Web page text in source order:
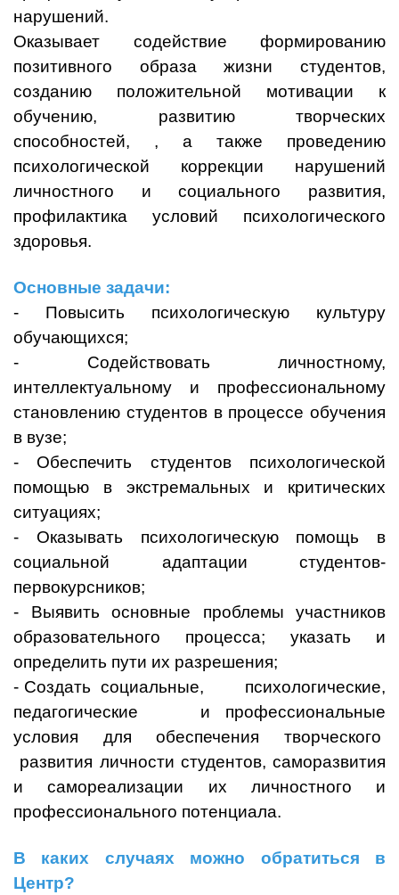
нарушений.
Оказывает содействие формированию
позитивного образа жизни студентов,
созданию положительной мотивации к
обучению, развитию творческих
способностей, , а также проведению
психологической коррекции нарушений
личностного и социального развития,
профилактика условий психологического
здоровья.
Основные задачи:
- Повысить психологическую культуру
обучающихся;
- Содействовать личностному,
интеллектуальному и профессиональному
становлению студентов в процессе обучения
в вузе;
- Обеспечить студентов психологической
помощью в экстремальных и критических
ситуациях;
- Оказывать психологическую помощь в
социальной адаптации студентов-
первокурсников;
- Выявить основные проблемы участников
образовательного процесса; указать и
определить пути их разрешения;
- Создать социальные, психологические,
педагогические и профессиональные
условия для обеспечения творческого
развития личности студентов, саморазвития
и самореализации их личностного и
профессионального потенциала.
В каких случаях можно обратиться в
Центр?